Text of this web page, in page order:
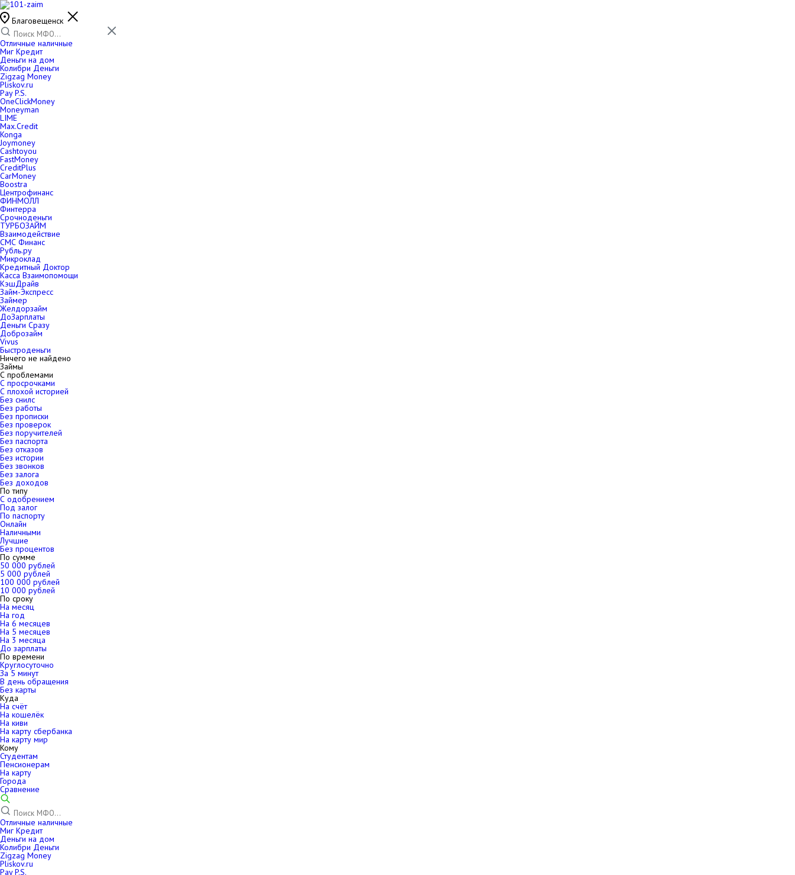
Благовещенск
Отличные наличные
Миг Кредит
Деньги на дом
Колибри Деньги
Zigzag Money
Pliskov.ru
Pay P.S.
OneClickMoney
Moneyman
LIME
Max.Credit
Konga
Joymoney
Cashtoyou
FastMoney
CreditPlus
CarMoney
Boostra
Центрофинанс
ФИНМОЛЛ
Финтерра
Срочноденьги
ТУРБОЗАЙМ
Взаимодействие
СМС Финанс
Рубль.ру
Микроклад
Кредитный Доктор
Касса Взаимопомощи
КэшДрайв
Займ-Экспресс
Займер
Желдорзайм
ДоЗарплаты
Деньги Сразу
Доброзайм
Vivus
Быстроденьги
Ничего не найдено
Займы
С проблемами
С просрочками
С плохой историей
Без снилс
Без работы
Без прописки
Без проверок
Без поручителей
Без паспорта
Без отказов
Без истории
Без звонков
Без залога
Без доходов
По типу
С одобрением
Под залог
По паспорту
Онлайн
Наличными
Лучшие
Без процентов
По сумме
50 000 рублей
5 000 рублей
100 000 рублей
10 000 рублей
По сроку
На месяц
На год
На 6 месяцев
На 5 месяцев
На 3 месяца
До зарплаты
По времени
Круглосуточно
За 5 минут
В день обращения
Без карты
Куда
На счёт
На кошелёк
На киви
На карту сбербанка
На карту мир
Кому
Студентам
Пенсионерам
На карту
Города
Сравнение
Отличные наличные
Миг Кредит
Деньги на дом
Колибри Деньги
Zigzag Money
Pliskov.ru
Pay P.S.